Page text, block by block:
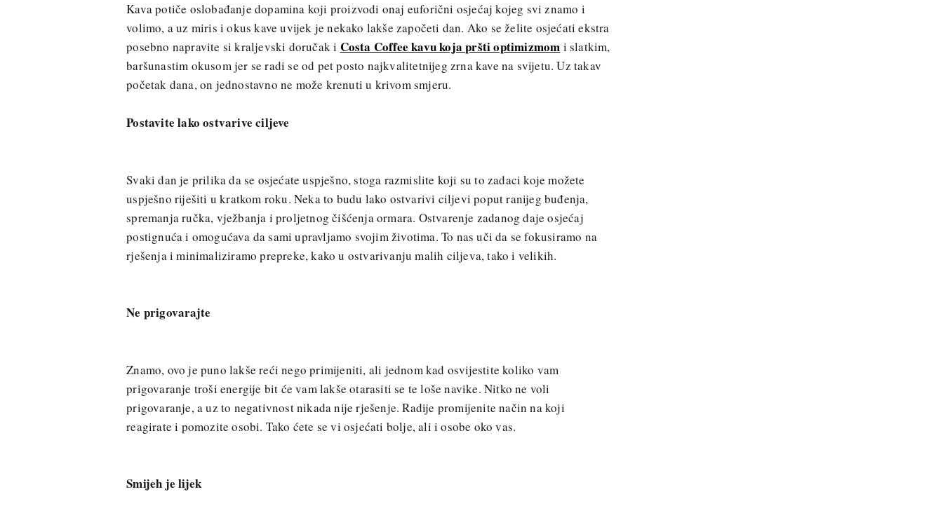
Kava potiče oslobađanje dopamina koji proizvodi onaj euforični osjećaj kojeg svi znamo i
volimo, a uz miris i okus kave uvijek je nekako lakše započeti dan. Ako se želite osjećati ekstra
posebno napravite si kraljevski doručak i Costa Coffee kavu koja pršti optimizmom i slatkim,
baršunastim okusom jer se radi se od pet posto najkvalitetnijeg zrna kave na svijetu. Uz takav
početak dana, on jednostavno ne može krenuti u krivom smjeru.
Postavite lako ostvarive ciljeve
Svaki dan je prilika da se osjećate uspješno, stoga razmislite koji su to zadaci koje možete
uspješno riješiti u kratkom roku. Neka to budu lako ostvarivi ciljevi poput ranijeg buđenja,
spremanja ručka, vježbanja i proljetnog čišćenja ormara. Ostvarenje zadanog daje osjećaj
postignuća i omogućava da sami upravljamo svojim životima. To nas uči da se fokusiramo na
rješenja i minimaliziramo prepreke, kako u ostvarivanju malih ciljeva, tako i velikih.
Ne prigovarajte
Znamo, ovo je puno lakše reći nego primijeniti, ali jednom kad osvijestite koliko vam
prigovaranje troši energije bit će vam lakše otarasiti se te loše navike. Nitko ne voli
prigovaranje, a uz to negativnost nikada nije rješenje. Radije promijenite način na koji
reagirate i pomozite osobi. Tako ćete se vi osjećati bolje, ali i osobe oko vas.
Smijeh je lijek